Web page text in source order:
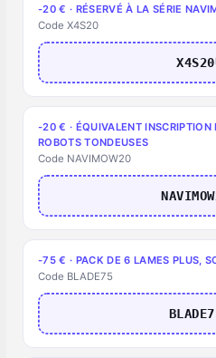
-20 € · RÉSERVÉ À LA SÉRIE
Code X4S20
X4S20
-20 € · ÉQUIVALENT INSCRIPTION
ROBOTS TONDEUSES
Code NAVIMOW20
-75 € · PACK DE 6 LAMES PLUS,
Code BLADE75